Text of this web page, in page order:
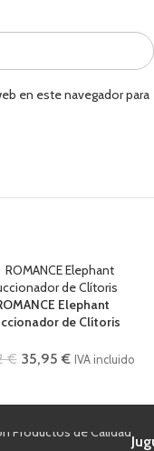
en este navegador para
Elephant
de Clítoris
€ 35,95€ IVA incluido